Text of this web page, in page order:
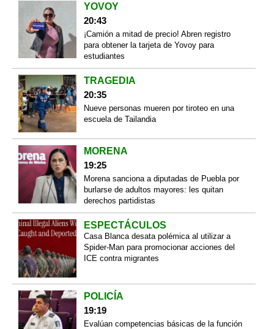
YOVOY
20:43
¡Camión a mitad de precio! Abren registro
para obtener la tarjeta de Yovoy para
estudiantes
TRAGEDIA
20:35
Nueve personas mueren por tiroteo en una
escuela de Tailandia
MORENA
19:25
Morena sanciona a diputadas de Puebla por
burlarse de adultos mayores: les quitan
derechos partidistas
ESPECTÁCULOS
Casa Blanca desata polémica al utilizar a
Spider-Man para promocionar acciones del
ICE contra migrantes
POLICÍA
19:19
Evalúan competencias básicas de la función